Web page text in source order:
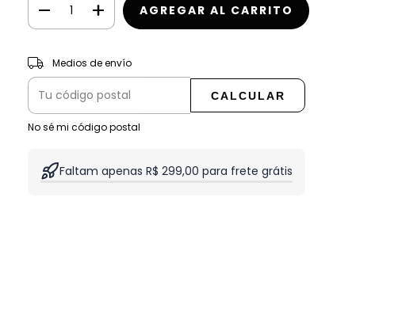
Entregas para el CP:
Medios de envío
CALCULAR
No sé mi código postal
Faltam apenas R$ 299,00 para frete grátis